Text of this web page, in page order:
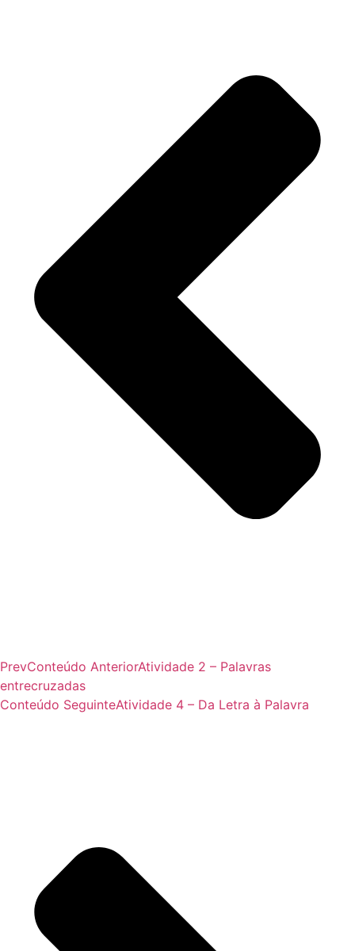
PrevConteúdo AnteriorAtividade 2 – Palavras
entrecruzadas
Conteúdo SeguinteAtividade 4 – Da Letra à Palavra